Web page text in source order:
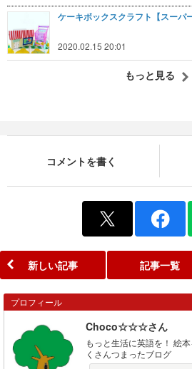
ケーキボックスクラフト【スーパ
2020.02.15 20:01
もっと見る
コメントを書く
新しい記事 記事一覧
プロフィール
Choco☆☆☆さん
もっと生活に英語を！ 絵
くさんつまったブログ